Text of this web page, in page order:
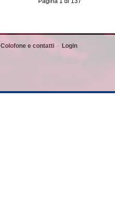
Colofone e contatti Login